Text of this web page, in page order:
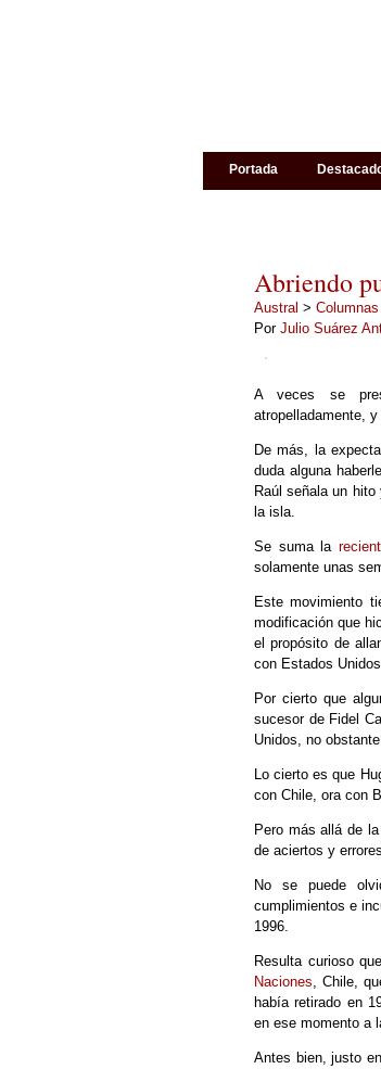
Portada
Abriendo
Austral > Columnas
Por Julio Suárez
A veces se
atropelladamente,
De más, la
duda alguna
Raúl señala un
la isla.
Se suma la
solamente unas
Este movimiento
modificación que
el propósito de
con Estados
Por cierto que
sucesor de Fidel
Unidos, no
Lo cierto es que
con Chile, ora con
Pero más allá de
de aciertos y
No se puede
cumplimientos e
1996.
Resulta curioso
Naciones, Chile,
había retirado en
en ese momento a
Antes bien, justo